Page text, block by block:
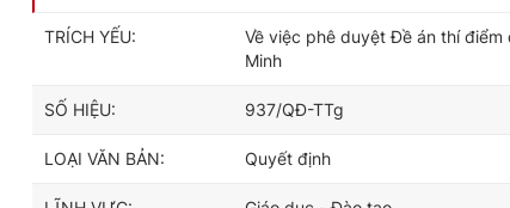
TRÍCH YẾU:
Về việc phê duyệt Đề án thí
Minh
SỐ HIỆU: 937/QĐ-TTg
LOẠI VĂN BẢN: Quyết định